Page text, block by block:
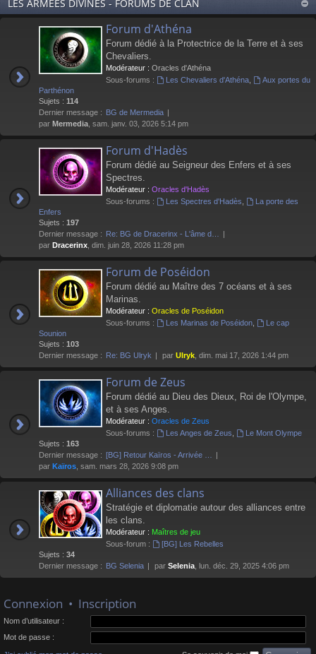
LES ARMÉES DIVINES - FORUMS DE CLAN
Forum d'Athéna
Forum dédié à la Protectrice de la Terre et à ses
Chevaliers.
Modérateur : Oracles d'Athéna
Sous-forums :
Les Chevaliers d'Athéna,
Aux portes du
Parthénon
Sujets : 114
Dernier message : BG de Mermedia
par Mermedia , sam. janv. 03, 2026 5:14 pm
Forum d'Hadès
Forum dédié au Seigneur des Enfers et à ses
Spectres.
Modérateur : Oracles d'Hadès
Sous-forums :
Les Spectres d'Hadès
La porte des
Enfers
Sujets : 197
Dernier message : Re: BG de Dracerinx - L'âme d…
par Dracerinx , dim. juin 28, 2026 11:28 pm
Forum de Poséidon
Forum dédié au Maître des 7 océans et à ses
Marinas.
Modérateur : Oracles de Poséidon
Sous-forums :
Les Marinas de Poséidon,
Le cap
Sounion
Sujets : 103
Dernier message : Re: BG Ulryk par Ulryk , dim. mai 17, 2026 1:44 pm
Forum de Zeus
Forum dédié au Dieu des Dieux, Roi de l'Olympe,
et à ses Anges.
Modérateur : Oracles de Zeus
Sous-forums :
Les Anges de Zeus
Le Mont Olympe
Sujets : 163
Dernier message : [BG] Retour Kaïros - Arrivée …
par Kaïros , sam. mars 28, 2026 9:08 pm
Alliances des clans
Stratégie et diplomatie autour des alliances entre
les clans.
Modérateur : Maîtres de jeu
Sous-forum :
[BG] Les Rebelles
Sujets : 34
Dernier message : BG Selenia par Selenia , lun. déc. 29, 2025 4:06 pm
Connexion • Inscription
Nom d’utilisateur :
Mot de passe :